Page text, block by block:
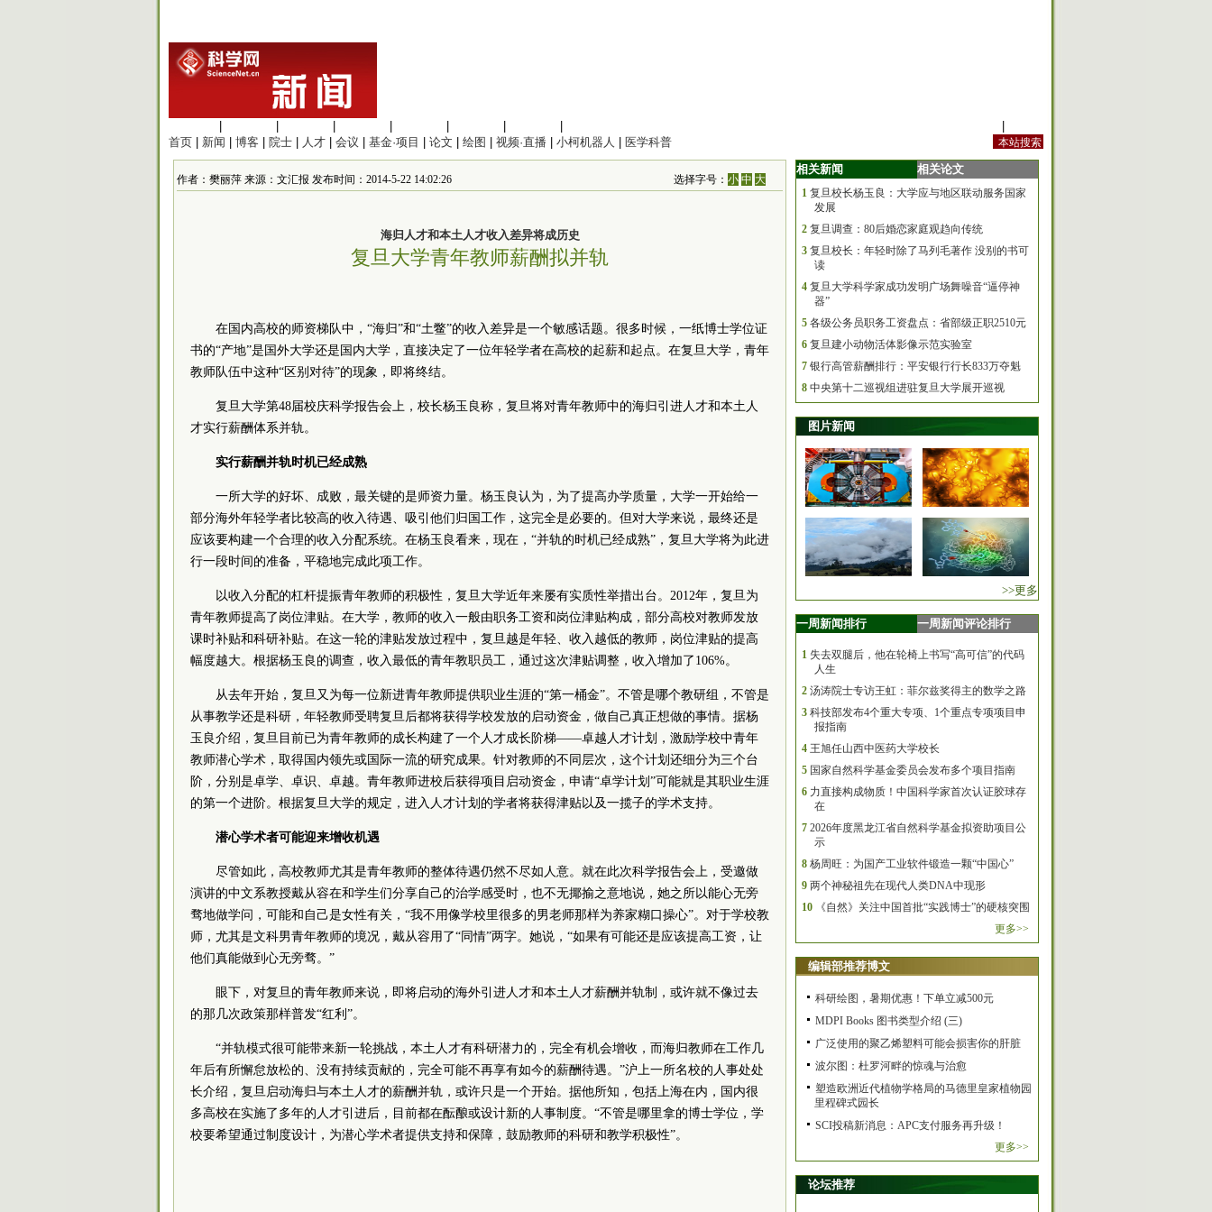
首页
新闻 博客 院士 人才 会议 基金·项目 论文 绘图 视频·直播 小柯机器人 医学科普
作者：樊丽萍 来源：文汇报 发布时间：2014-5-22 14:02:26 选择字号：小 中 大
海归人才和本土人才收入差异将成历史
复旦大学青年教师薪酬拟并轨
在国内高校的师资梯队中，“海归”和“土鳖”的收入差异是一个敏感话题。很多时候，一纸博士学位证
书的“产地”是国外大学还是国内大学，直接决定了一位年轻学者在高校的起薪和起点。在复旦大学，青年
教师队伍中这种“区别对待”的现象，即将终结。
复旦大学第48届校庆科学报告会上，校长杨玉良称，复旦将对青年教师中的海归引进人才和本土人
才实行薪酬体系并轨。
实行薪酬并轨时机已经成熟
一所大学的好坏、成败，最关键的是师资力量。杨玉良认为，为了提高办学质量，大学一开始给一
部分海外年轻学者比较高的收入待遇、吸引他们归国工作，这完全是必要的。但对大学来说，最终还是
应该要构建一个合理的收入分配系统。在杨玉良看来，现在，“并轨的时机已经成熟”，复旦大学将为此进
行一段时间的准备，平稳地完成此项工作。
以收入分配的杠杆提振青年教师的积极性，复旦大学近年来屡有实质性举措出台。2012年，复旦为
青年教师提高了岗位津贴。在大学，教师的收入一般由职务工资和岗位津贴构成，部分高校对教师发放
课时补贴和科研补贴。在这一轮的津贴发放过程中，复旦越是年轻、收入越低的教师，岗位津贴的提高
幅度越大。根据杨玉良的调查，收入最低的青年教职员工，通过这次津贴调整，收入增加了106%。
从去年开始，复旦又为每一位新进青年教师提供职业生涯的“第一桶金”。不管是哪个教研组，不管是
从事教学还是科研，年轻教师受聘复旦后都将获得学校发放的启动资金，做自己真正想做的事情。据杨
玉良介绍，复旦目前已为青年教师的成长构建了一个人才成长阶梯——卓越人才计划，激励学校中青年
教师潜心学术，取得国内领先或国际一流的研究成果。针对教师的不同层次，这个计划还细分为三个台
阶，分别是卓学、卓识、卓越。青年教师进校后获得项目启动资金，申请“卓学计划”可能就是其职业生涯
的第一个进阶。根据复旦大学的规定，进入人才计划的学者将获得津贴以及一揽子的学术支持。
潜心学术者可能迎来增收机遇
尽管如此，高校教师尤其是青年教师的整体待遇仍然不尽如人意。就在此次科学报告会上，受邀做
演讲的中文系教授戴从容在和学生们分享自己的治学感受时，也不无揶揄之意地说，她之所以能心无旁
骛地做学问，可能和自己是女性有关，“我不用像学校里很多的男老师那样为养家糊口操心”。对于学校教
师，尤其是文科男青年教师的境况，戴从容用了“同情”两字。她说，“如果有可能还是应该提高工资，让
他们真能做到心无旁骛。”
眼下，对复旦的青年教师来说，即将启动的海外引进人才和本土人才薪酬并轨制，或许就不像过去
的那几次政策那样普发“红利”。
“并轨模式很可能带来新一轮挑战，本土人才有科研潜力的，完全有机会增收，而海归教师在工作几
年后有所懈怠放松的、没有持续贡献的，完全可能不再享有如今的薪酬待遇。”沪上一所名校的人事处处
长介绍，复旦启动海归与本土人才的薪酬并轨，或许只是一个开始。据他所知，包括上海在内，国内很
多高校在实施了多年的人才引进后，目前都在酝酿或设计新的人事制度。“不管是哪里拿的博士学位，学
校要希望通过制度设计，为潜心学术者提供支持和保障，鼓励教师的科研和教学积极性”。
相关新闻 相关论文
1 复旦校长杨玉良：大学应与地区联动服务国家
发展
2 复旦调查：80后婚恋家庭观趋向传统
3 复旦校长：年轻时除了马列毛著作 没别的书可
读
4 复旦大学科学家成功发明广场舞噪音“逼停神
器”
5 各级公务员职务工资盘点：省部级正职2510元
6 复旦建小动物活体影像示范实验室
7 银行高管薪酬排行：平安银行行长833万夺魁
8 中央第十二巡视组进驻复旦大学展开巡视
图片新闻
>>更多
一周新闻排行 一周新闻评论排行
1 失去双腿后，他在轮椅上书写“高可信”的代码
人生
2 汤涛院士专访王虹：菲尔兹奖得主的数学之路
3 科技部发布4个重大专项、1个重点专项项目申
报指南
4 王旭任山西中医药大学校长
5 国家自然科学基金委员会发布多个项目指南
6 力直接构成物质！中国科学家首次认证胶球存
在
7 2026年度黑龙江省自然科学基金拟资助项目公
示
8 杨周旺：为国产工业软件锻造一颗“中国心”
9 两个神秘祖先在现代人类DNA中现形
10
《自然》关注中国首批“实践博士”的硬核突围
更多>>
编辑部推荐博文
科研绘图，暑期优惠！下单立减500元
MDPI Books 图书类型介绍 (三)
广泛使用的聚乙烯塑料可能会损害你的肝脏
波尔图：杜罗河畔的惊魂与治愈
塑造欧洲近代植物学格局的马德里皇家植物园
里程碑式园长
SCI投稿新消息：APC支付服务再升级！
更多>>
论坛推荐